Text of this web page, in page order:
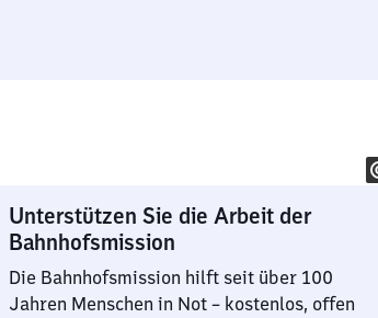
Unterstützen Sie die Arbeit der
Bahnhofsmission
Die Bahnhofsmission hilft seit über 100
Jahren Menschen in Not – kostenlos, offen